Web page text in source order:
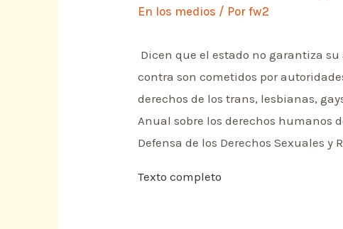
En los medios / Porfw2
Dicen que el estado no garantiza
contra son cometidos por
derechos de los trans, lesbianas,
Anual sobre los derechos humanos
Defensa de los Derechos Sexuales y
Texto completo